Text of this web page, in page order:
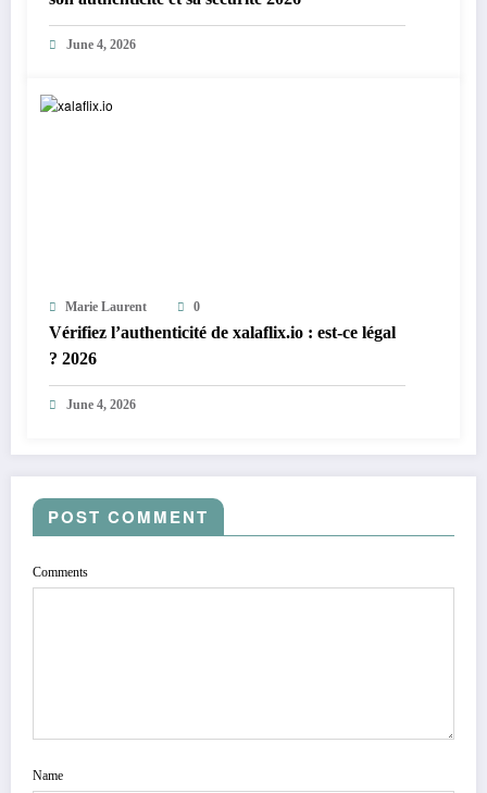
June 4, 2026
Marie Laurent 0
Vérifiez l’authenticité de xalaflix.io : est-ce légal
? 2026
June 4, 2026
POST COMMENT
Comments
Name